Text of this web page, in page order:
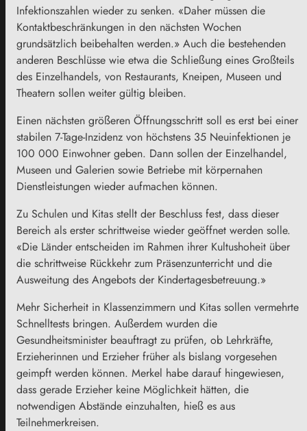
Infektionszahlen wieder zu senken. «Daher müssen die
Kontaktbeschränkungen in den nächsten Wochen
grundsätzlich beibehalten werden.» Auch die bestehenden
anderen Beschlüsse wie etwa die Schließung eines Großteils
des Einzelhandels, von Restaurants, Kneipen, Museen und
Theatern sollen weiter gültig bleiben.
Einen nächsten größeren Öffnungsschritt soll es erst bei einer
stabilen 7-Tage-Inzidenz von höchstens 35 Neuinfektionen je
100 000 Einwohner geben. Dann sollen der Einzelhandel,
Museen und Galerien sowie Betriebe mit körpernahen
Dienstleistungen wieder aufmachen können.
Zu Schulen und Kitas stellt der Beschluss fest, dass dieser
Bereich als erster schrittweise wieder geöffnet werden solle.
«Die Länder entscheiden im Rahmen ihrer Kultushoheit über
die schrittweise Rückkehr zum Präsenzunterricht und die
Ausweitung des Angebots der Kindertagesbetreuung.»
Mehr Sicherheit in Klassenzimmern und Kitas sollen vermehrte
Schnelltests bringen. Außerdem wurden die
Gesundheitsminister beauftragt zu prüfen, ob Lehrkräfte,
Erzieherinnen und Erzieher früher als bislang vorgesehen
geimpft werden können. Merkel habe darauf hingewiesen,
dass gerade Erzieher keine Möglichkeit hätten, die
notwendigen Abstände einzuhalten, hieß es aus
Teilnehmerkreisen.